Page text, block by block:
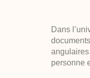
Dans
personne